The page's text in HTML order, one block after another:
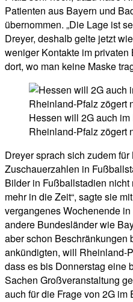
Patienten aus Bayern und
übernommen. „Die Lage ist
Dreyer, deshalb gelte jetzt
weniger Kontakte im
dort, wo man keine Maske
Hessen will 2G auch
Rheinland-Pfalz zögert
Dreyer sprach sich zudem
Zuschauerzahlen in
Bilder in Fußballstadien
mehr in die Zeit“, sagte sie
vergangenes Wochenende
andere Bundesländer wie
aber schon Beschränkungen
ankündigten, will Rheinland-
dass es bis Donnerstag eine
Sachen Großveranstaltung
auch für die Frage von 2G im